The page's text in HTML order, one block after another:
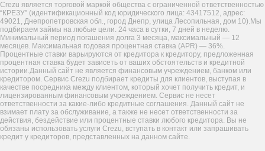
Crezu является торговой маркой общества с ограниченной ответственностью
“КРЕЗУ” (идентификационный код юридического лица: 43417512, адрес:
49021, Днепропетровская обл., город Днепр, улица Лесопильная, дом 10).Мы
подбираем займы на любые цели. 24 часа в сутки, 7 дней в неделю.
Минимальный период погашения долга 3 месяца, максимальный — 12
месяцев. Максимальная годовая процентная ставка (APR) — 36%.
Процентные ставки варьируются от кредитора к кредитору, предложенная
процентная ставка будет зависеть от ваших обстоятельств и кредитной
истории.Данный сайт не является финансовым учреждением, банком или
кредитором. Сервис Crezu подбирает кредиты для клиентов, выступая в
качестве посредника между клиентом, который хочет получить кредит, и
лицензированным финансовым учреждением. Сервис не несет
ответственности за какие-либо кредитные соглашения. Данный сайт не
взимает плату за обслуживание, а также не несет ответственности за
действия, бездействие или процентные ставки любого кредитора. Вы не
обязаны использовать услуги Crezu, вступать в контакт или запрашивать
кредит у кредиторов, представленных на данном сайте.